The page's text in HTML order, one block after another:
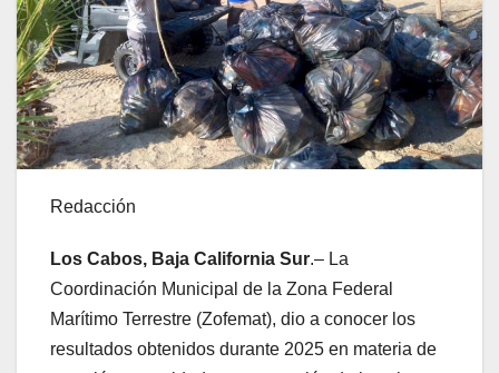
Redacción
Los Cabos, Baja California Sur.– La
Coordinación Municipal de la Zona Federal
Marítimo Terrestre (Zofemat), dio a conocer los
resultados obtenidos durante 2025 en materia de